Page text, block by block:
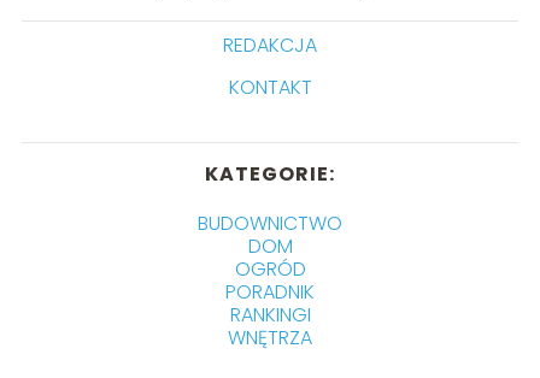
REDAKCJA
KONTAKT
KATEGORIE:
BUDOWNICTWO
DOM
OGRÓD
PORADNIK
RANKINGI
WNĘTRZA